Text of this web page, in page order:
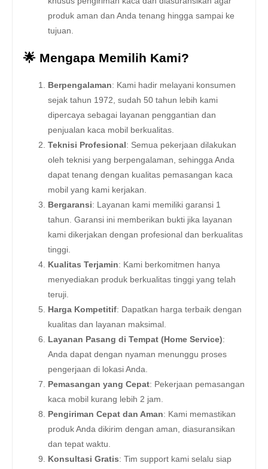
produk aman dan Anda tenang hingga sampai ke
tujuan.
🌟 Mengapa Memilih Kami?
Berpengalaman: Kami hadir melayani konsumen
sejak tahun 1972, sudah 50 tahun lebih kami
dipercaya sebagai layanan penggantian dan
penjualan kaca mobil berkualitas.
Teknisi Profesional : Semua pekerjaan dilakukan
oleh teknisi yang berpengalaman, sehingga Anda
dapat tenang dengan kualitas pemasangan kaca
mobil yang kami kerjakan.
Bergaransi: Layanan kami memiliki garansi 1
tahun. Garansi ini memberikan bukti jika layanan
kami dikerjakan dengan profesional dan berkualitas
tinggi.
Kualitas Terjamin: Kami berkomitmen hanya
menyediakan produk berkualitas tinggi yang telah
teruji.
Harga Kompetitif: Dapatkan harga terbaik dengan
kualitas dan layanan maksimal.
Layanan Pasang di Tempat (Home Service):
Anda dapat dengan nyaman menunggu proses
pengerjaan di lokasi Anda.
Pemasangan yang Cepat: Pekerjaan pemasangan
kaca mobil kurang lebih 2 jam.
Pengiriman Cepat dan Aman: Kami memastikan
produk Anda dikirim dengan aman, diasuransikan
dan tepat waktu.
Konsultasi Gratis: Tim support kami selalu siap